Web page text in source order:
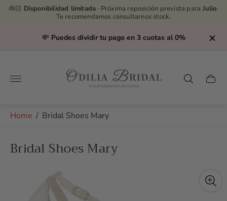
👰🏻 Disponibilidad limitada · Próxima reposición prevista para Julio·
Te recomendamos consultarnos stock.
💸 Puedes dividir tu pago en 3 cuotas al 0%
Store
logo"
Cart
Home / Bridal Shoes Mary
Bridal Shoes Mary